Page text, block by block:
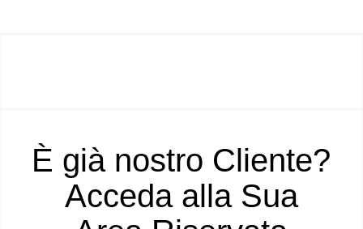
È già nostro Cliente?
Acceda alla Sua